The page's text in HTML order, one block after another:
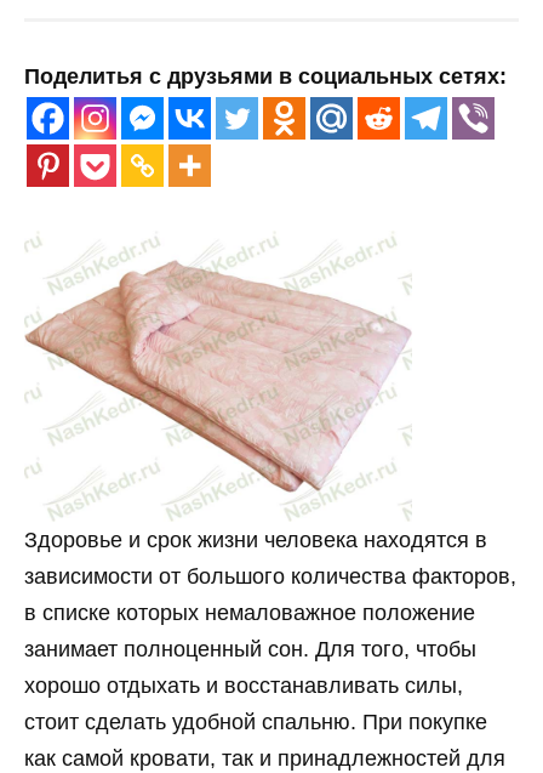
Поделитья с друзьями в социальных сетях:
Здоровье и срок жизни человека находятся в
зависимости от большого количества факторов,
в списке которых немаловажное положение
занимает полноценный сон. Для того, чтобы
хорошо отдыхать и восстанавливать силы,
стоит сделать удобной спальню. При покупке
как самой кровати, так и принадлежностей для